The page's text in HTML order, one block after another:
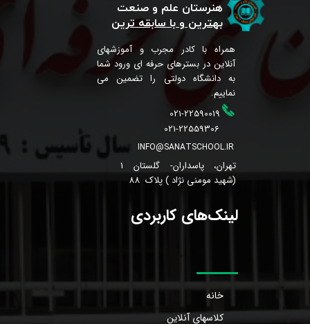
هنرستان علم و صنعت
بهترین و با سابقه ترین
همراه با کادر مجرب و آموزشهای
آنلاین در بسترهای حرفه ای ورود شما
به دانشگاه دولتی را تضمین می
نماییم.
021-22559306
INFO@SANATSCHOOL.IR
تهران، پاسداران- گلستان 1
(شهید مومنی نژاد ) پلاک 88
021-22590019
لینک‌های کاربردی
خانه
کلاسهای آنلاین